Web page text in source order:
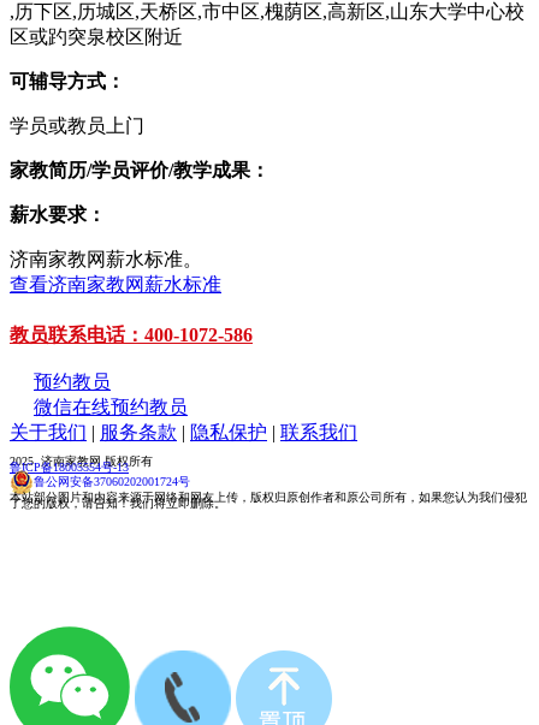
,历下区,历城区,天桥区,市中区,槐荫区,高新区,山东大学中心校
区或趵突泉校区附近
可辅导方式：
学员或教员上门
家教简历/学员评价/教学成果：
薪水要求：
济南家教网薪水标准。
查看济南家教网薪水标准
教员联系电话：400-1072-586
预约教员
微信在线预约教员
关于我们 | 服务条款 | 隐私保护 | 联系我们
2025 济南家教网 版权所有
鲁ICP备18005554号-13
鲁公网安备37060202001724号
本站部分图片和内容来源于网络和网友上传，版权归原创作者和原公司所有，如果您认为我们侵犯
了您的版权，请告知！我们将立即删除。